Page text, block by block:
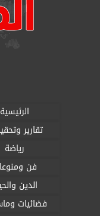
الرئيسية
تقارير
رياضة
فن
الدين
فضائيات